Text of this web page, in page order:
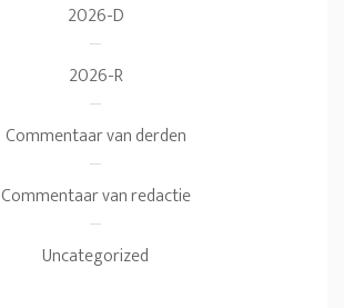
2026-D
2026-R
Commentaar van derden
Commentaar van redactie
Uncategorized